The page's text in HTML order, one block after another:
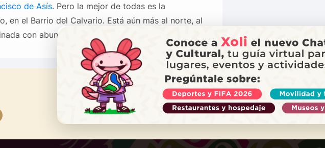
de Asís. Pero la mejor de todas es la
en el Barrio del Calvario. Está aún más al norte, al
con abundante roca volcánica negra.
¿NECESITAS
Llama a